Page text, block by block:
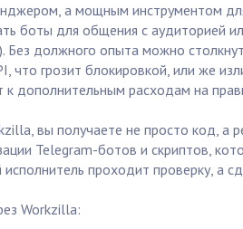
а мощным инструментом
боты для общения с аудиторией
Без должного опыта можно
что грозит блокировкой, или же
дополнительным расходам на
вы получаете не просто
Telegram-ботов и скриптов,
проходит проверку, а
Workzilla: